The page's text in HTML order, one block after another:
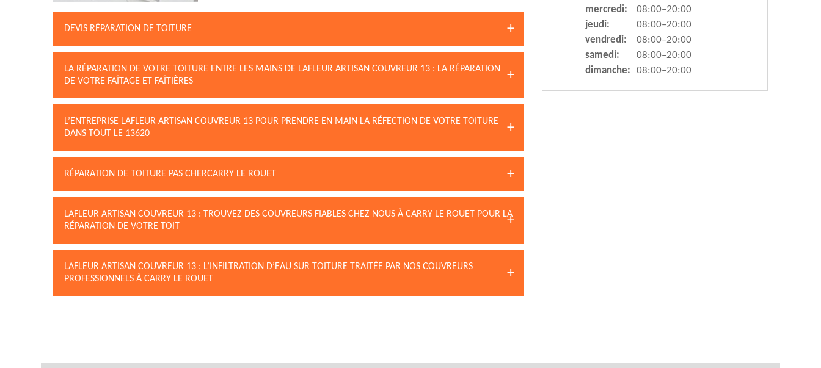
DEVIS RÉPARATION DE TOITURE
LA RÉPARATION DE VOTRE TOITURE ENTRE LES MAINS DE LAFLEUR ARTISAN COUVREUR 13 : LA RÉPARATION
DE VOTRE FAÎTAGE ET FAÎTIÈRES
L’ENTREPRISE LAFLEUR ARTISAN COUVREUR 13 POUR PRENDRE EN MAIN LA RÉFECTION DE VOTRE TOITURE
DANS TOUT LE 13620
RÉPARATION DE TOITURE PAS CHERCARRY LE ROUET
LAFLEUR ARTISAN COUVREUR 13 : TROUVEZ DES COUVREURS FIABLES CHEZ NOUS À CARRY LE ROUET POUR LA
RÉPARATION DE VOTRE TOIT
LAFLEUR ARTISAN COUVREUR 13 : L’INFILTRATION D’EAU SUR TOITURE TRAITÉE PAR NOS COUVREURS
PROFESSIONNELS À CARRY LE ROUET
mercredi:
08:00–20:00
jeudi:
08:00–20:00
vendredi:
08:00–20:00
samedi:
08:00–20:00
dimanche:
08:00–20:00